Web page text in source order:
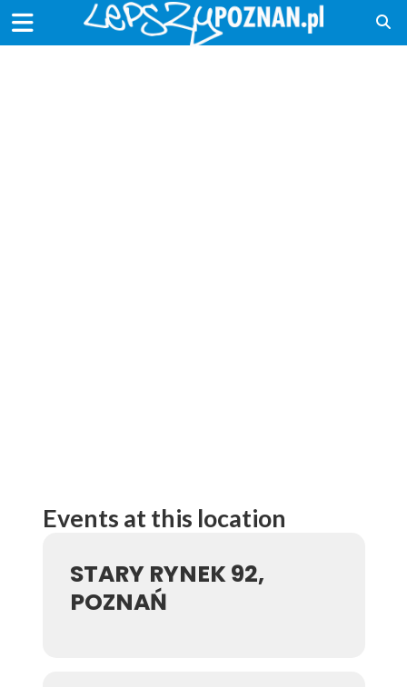
Events at this location
STARY RYNEK 92,
POZNAŃ